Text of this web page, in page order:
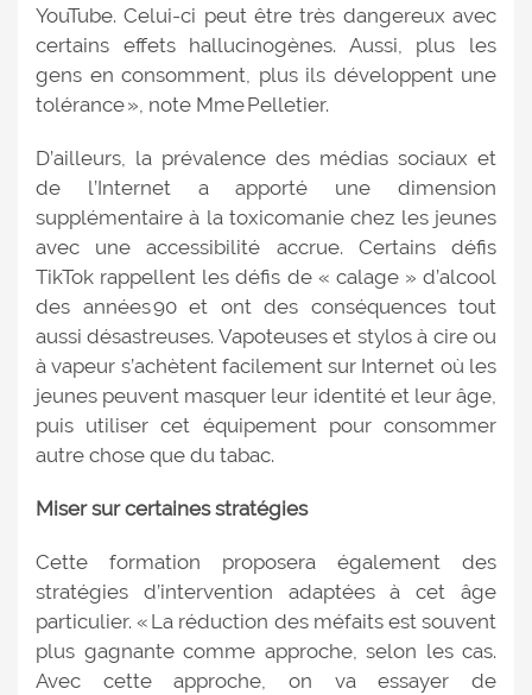
YouTube. Celui-ci peut être très dangereux avec
certains effets hallucinogènes. Aussi, plus les
gens en consomment, plus ils développent une
tolérance », note Mme Pelletier.
D’ailleurs, la prévalence des médias sociaux et
de l’Internet a apporté une dimension
supplémentaire à la toxicomanie chez les jeunes
avec une accessibilité accrue. Certains défis
TikTok rappellent les défis de « calage » d’alcool
des années 90 et ont des conséquences tout
aussi désastreuses. Vapoteuses et stylos à cire ou
à vapeur s’achètent facilement sur Internet où les
jeunes peuvent masquer leur identité et leur âge,
puis utiliser cet équipement pour consommer
autre chose que du tabac.
Miser sur certaines stratégies
Cette formation proposera également des
stratégies d’intervention adaptées à cet âge
particulier. « La réduction des méfaits est souvent
plus gagnante comme approche, selon les cas.
Avec cette approche, on va essayer de